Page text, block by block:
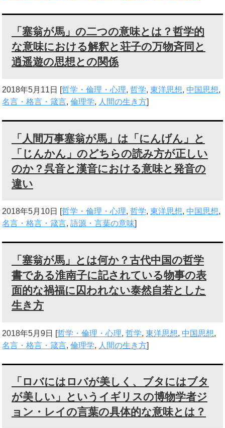
「塞翁が馬」の二つの意味とは？哲学的
な意味における解釈と荘子の万物斉同と
逍遥遊の思想との関係
2018年5月11日 [哲学・倫理・心理,哲学,東洋思想, 中国思想,
名言・格言・箴言,倫理学, 人間の生き方]
「人間万事塞翁が馬」は「にんげん」と
「じんかん」のどちらの読み方が正しい
のか？呉音と漢音における意味と発音の
違い
2018年5月10日 [哲学・倫理・心理,哲学,東洋思想, 中国思想,
名言・格言・箴言,語源・言葉の意味
「塞翁が馬」とは何か？古代中国の哲学
書である淮南子に記されている物事の表
面的な禍福に囚われない泰然自若とした
生き方
2018年5月9日 [哲学・倫理・心理,哲学,東洋思想, 中国思想,
名言・格言・箴言,倫理学, 人間の生き方]
「ロバにはロバが美しく、ブタにはブタ
が美しい」というイギリスの博物学者ジ
ョン・レイの言葉の具体的な意味とは？